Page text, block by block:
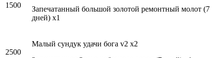
1500
Запечатанный большой золотой ремонтный молот (7
дней) x1
2500
Малый сундук удачи бога v2 x2